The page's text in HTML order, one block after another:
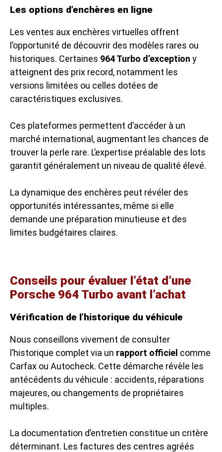
Les options d’enchères en ligne
Les ventes aux enchères virtuelles offrent
l’opportunité de découvrir des modèles rares ou
historiques. Certaines 964 Turbo d’exception y
atteignent des prix record, notamment les
versions limitées ou celles dotées de
caractéristiques exclusives.
Ces plateformes permettent d’accéder à un
marché international, augmentant les chances de
trouver la perle rare. L’expertise préalable des lots
garantit généralement un niveau de qualité élevé.
La dynamique des enchères peut révéler des
opportunités intéressantes, même si elle
demande une préparation minutieuse et des
limites budgétaires claires.
Conseils pour évaluer l’état d’une
Porsche 964 Turbo avant l’achat
Vérification de l’historique du véhicule
Nous conseillons vivement de consulter
l’historique complet via un rapport officiel comme
Carfax ou Autocheck. Cette démarche révèle les
antécédents du véhicule : accidents, réparations
majeures, ou changements de propriétaires
multiples.
La documentation d’entretien constitue un critère
déterminant. Les factures des centres agréés